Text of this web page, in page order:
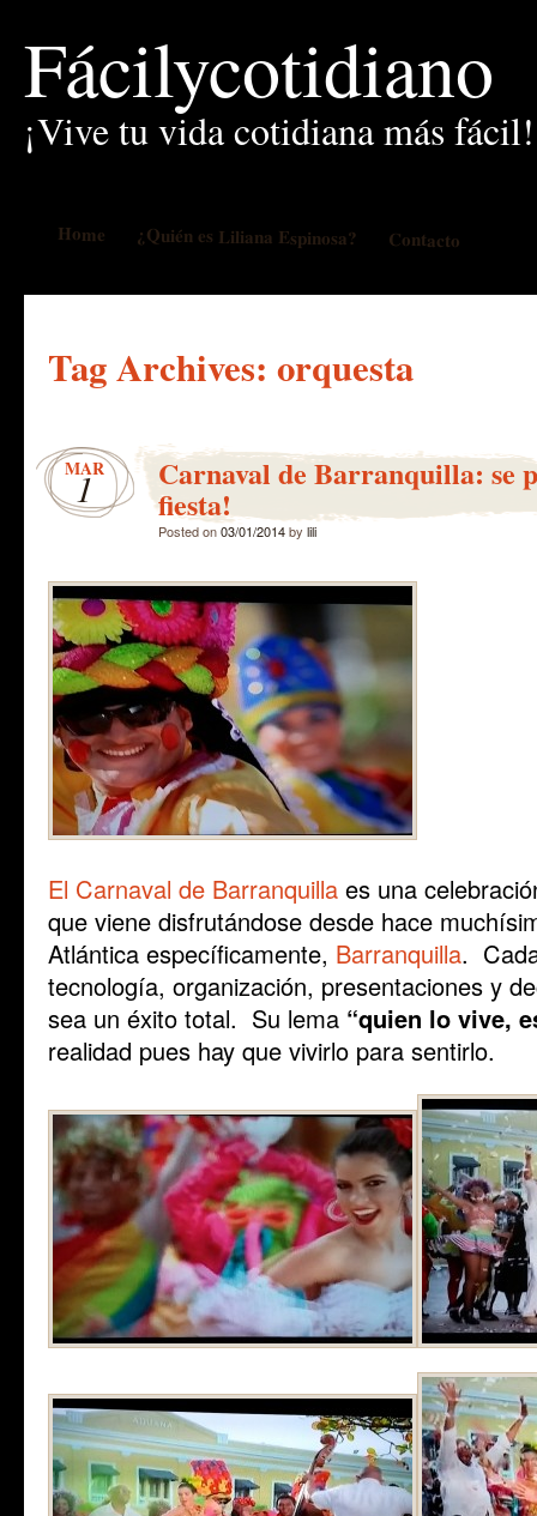
Fácilycotidiano
¡Vive tu vida cotidiana más fácil!
Home ¿Quién es Liliana Espinosa? Contacto
Tag Archives: orquesta
MAR
1 Carnaval de Barranquilla: se
fiesta!
Posted on03/01/2014by lili
El Carnaval de Barranquilla es una
que viene disfrutándose desde hace
Atlántica específicamente, Barranquilla.
tecnología, organización, presentaciones y
sea un éxito total. Su lema “quien lo vive,
realidad pues hay que vivirlo para sentirlo.